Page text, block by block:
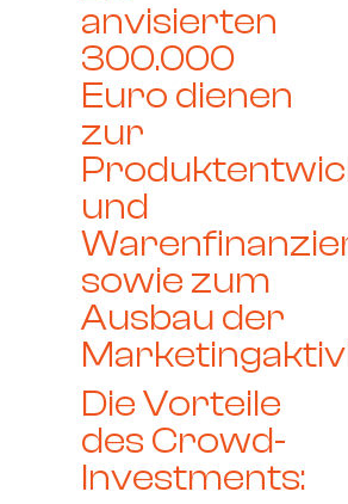
anvisierten
300.000
Euro dienen
zur
und
sowie zum
Ausbau der
Die Vorteile
des Crowd-
Investments: